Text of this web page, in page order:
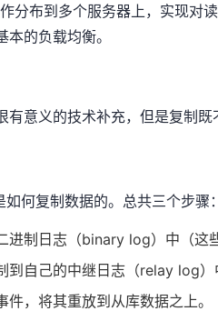
分布到多个服务器上，实现对
的负载均衡。
意义的技术补充，但是复制既
何复制数据的。总共三个步骤：
进制日志（binary log）中（这
到自己的中继日志（relay log）
，将其重放到从库数据之上。